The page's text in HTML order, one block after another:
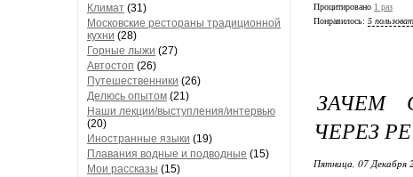
Климат (31)
Московские рестораны традиционной
кухни (28)
Горные лыжи (27)
Автостоп (26)
Путешественники (26)
Делюсь опытом (21)
Наши лекции/выступления/интервью
(20)
Иностранные языки (19)
Плавания водные и подводные (15)
Мои рассказы (15)
Процитировано 1 раз
Понравилось: 5
ЗАЧЕМ
ЧЕРЕЗ
Пятница, 07 Декабря